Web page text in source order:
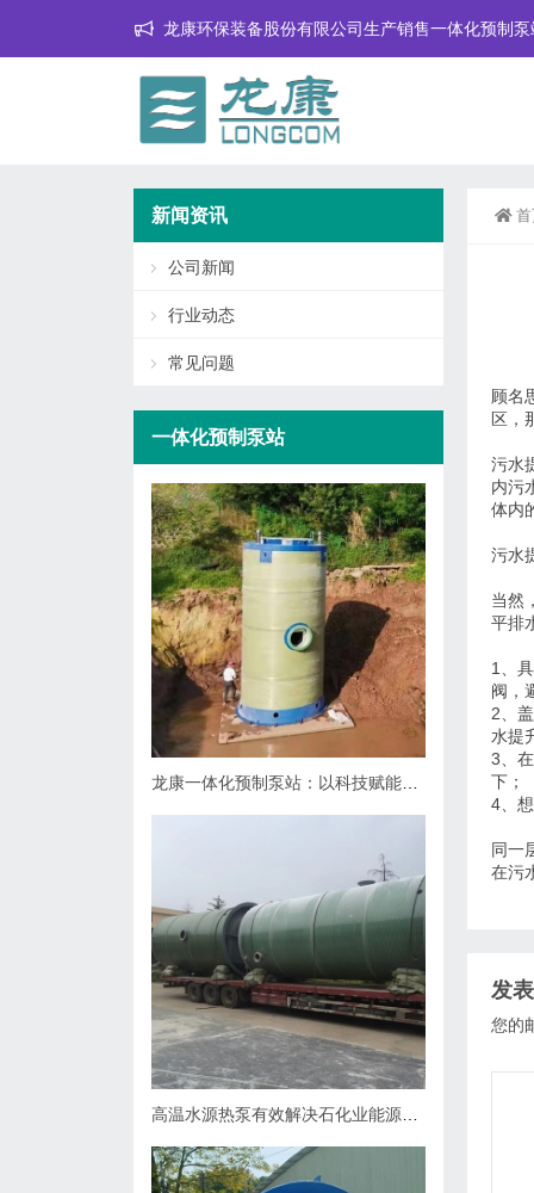
龙康环保装备股份有限公司生产销售一体化预制
顾名
区，
污水
内污
体内
污水
当然
平排
1、
阀，
2、
水提
3、
下；
4、
同一
在污
发
您的
新闻资讯
公司新闻
行业动态
常见问题
一体化预制泵站